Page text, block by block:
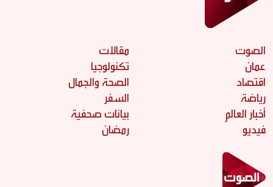
الصوت
عمان
اقتصاد
رياضة
أخبار العالم
فيديو
مقالات
تكنولوجيا
الصحة والجمال
السفر
بيانات صحفية
رمضان